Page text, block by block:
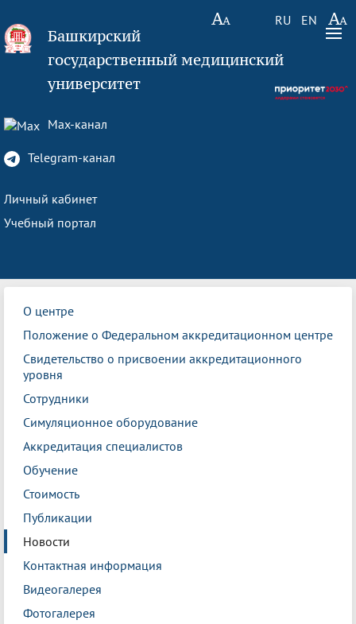
RU EN
Башкирский
государственный медицинский
университет
Max-канал
Telegram-канал
Личный кабинет
Учебный портал
О центре
Положение о Федеральном аккредитационном центре
Свидетельство о присвоении аккредитационного
уровня
Сотрудники
Симуляционное оборудование
Аккредитация специалистов
Обучение
Стоимость
Публикации
Новости
Контактная информация
Видеогалерея
Фотогалерея